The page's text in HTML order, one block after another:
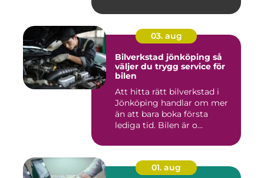
03. aug
Bilverkstad jönköping så
väljer du trygg service för
bilen
Att hitta rätt bilverkstad i
Jönköping handlar om mer
än att bara boka första
lediga tid. Bilen är o...
01. aug